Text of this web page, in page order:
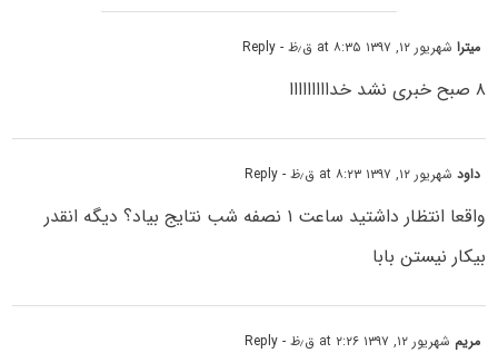
میتراشهریور ۱۲, ۱۳۹۷ at ۸:۳۵ ق٫ظ - Reply
۸ صبح خبری نشد خدااااااااا
داودشهریور ۱۲, ۱۳۹۷ at ۸:۲۳ ق٫ظ - Reply
واقعا انتظار داشتید ساعت ۱ نصفه شب نتایج بیاد؟ دیگه انقدر
بیکار نیستن بابا
مریم شهریور ۱۲, ۱۳۹۷ at ۲:۲۶ ق٫ظ - Reply